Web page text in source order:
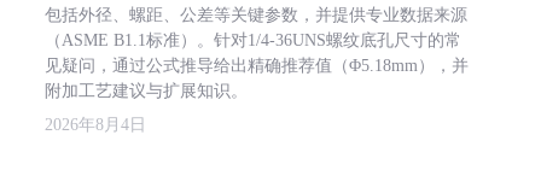
包括外径、螺距、公差等关键参数，并提供专业数据来源
（ASME B1.1标准）。针对1/4-36UNS螺纹底孔尺寸的常
见疑问，通过公式推导给出精确推荐值（Φ5.18mm），并
附加工艺建议与扩展知识。
2026年8月4日